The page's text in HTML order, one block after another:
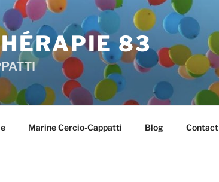
83
Marine Cercio-Cappatti Blog Contact